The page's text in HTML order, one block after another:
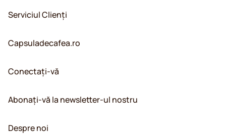
Serviciul Clienți
Capsuladecafea.ro
Conectați-vă
Abonați-vă la newsletter-ul nostru
Despre noi